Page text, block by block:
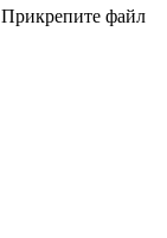
Прикрепите файл